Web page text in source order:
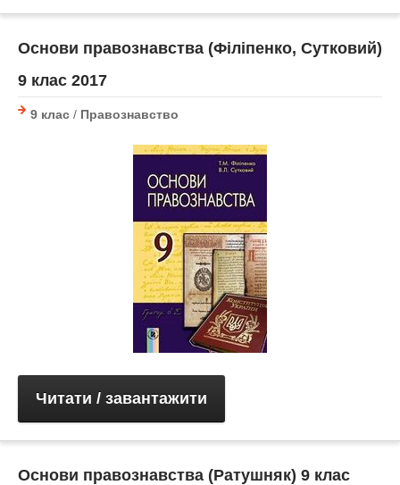
Основи правознавства (Філіпенко, Сутковий)
9 клас 2017
9 клас / Правознавство
Читати / завантажити
Основи правознавства (Ратушняк) 9 клас